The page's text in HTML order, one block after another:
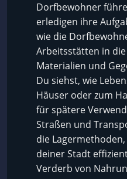
Dorfbewohner
erledigen ihre
wie die
Arbeitsstätten in
Materialien und
Du siehst, wie
Häuser oder zum
für spätere
Straßen und
die
deiner Stadt
Verderb von